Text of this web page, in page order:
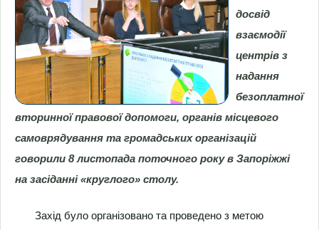
досвід
взаємодії
центрів з
надання
безоплатної
вторинної правової допомоги, органів місцевого
самоврядування та громадських організацій
говорили 8 листопада поточного року в Запоріжжі
на засіданні «круглого» столу.
Захід було організовано та проведено з метою